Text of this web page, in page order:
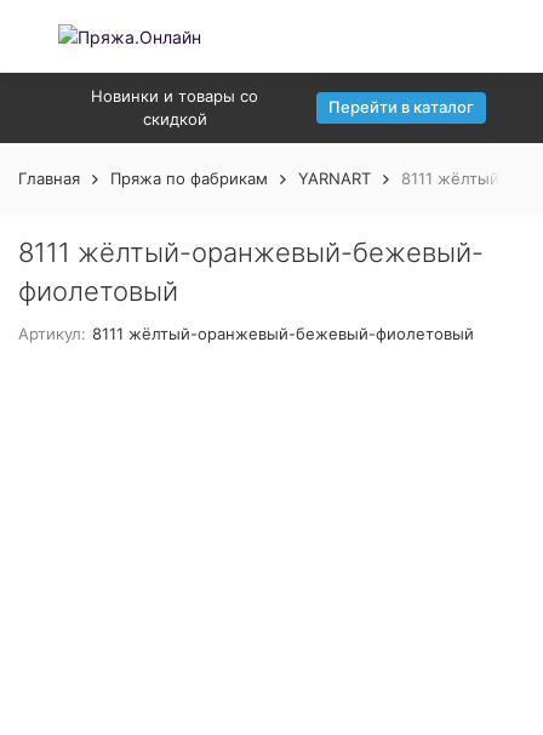
Новинки и товары со
скидкой
Перейти в каталог
Главная Пряжа по фабрикам YARNART 8111 жёлтый-
8111 жёлтый-оранжевый-бежевый-
фиолетовый
Артикул: 8111 жёлтый-оранжевый-бежевый-фиолетовый